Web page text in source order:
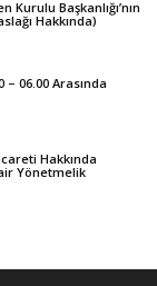
Kurulu Başkanlığı’nın
Hakkında)
– 06.00 Arasında
Hakkında
Yönetmelik